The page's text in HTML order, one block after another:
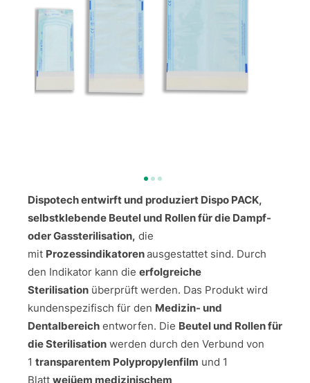
Dispotech entwirft und produziert Dispo PACK,
selbstklebende Beutel und Rollen für die Dampf-
oder Gassterilisation, die
mit Prozessindikatorenausgestattet sind. Durch
den Indikator kann die erfolgreiche
Sterilisation überprüft werden. Das Produkt wird
kundenspezifisch für den Medizin- und
Dentalbereich entworfen. Die Beutel und Rollen für
die Sterilisation werden durch den Verbund von
1 transparentem Polypropylenfilm und 1
Blatt weiüem medizinischem